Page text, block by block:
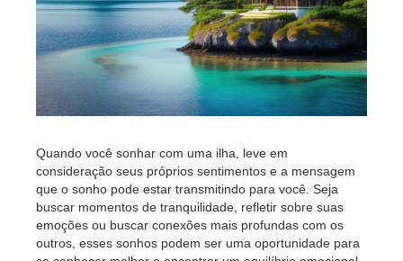
Quando você sonhar com uma ilha, leve em
consideração seus próprios sentimentos e a mensagem
que o sonho pode estar transmitindo para você. Seja
buscar momentos de tranquilidade, refletir sobre suas
emoções ou buscar conexões mais profundas com os
outros, esses sonhos podem ser uma oportunidade para